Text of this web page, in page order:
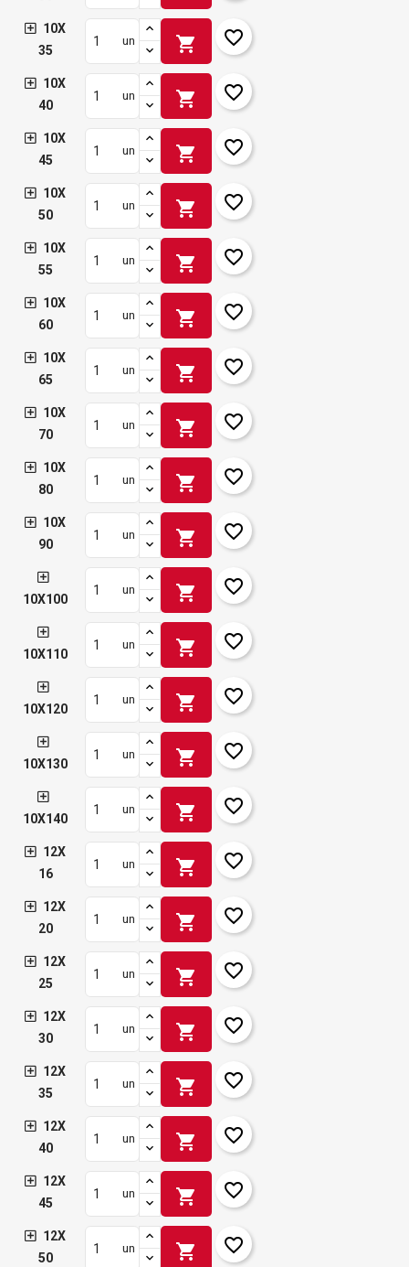
10X
35
un shopping_cart favorite_border
10X
40
un shopping_cart favorite_border
10X
45
un shopping_cart favorite_border
10X
50
un shopping_cart favorite_border
10X
55
un shopping_cart favorite_border
10X
60
un shopping_cart favorite_border
10X
65
un shopping_cart favorite_border
10X
70
un shopping_cart favorite_border
10X
80
un shopping_cart favorite_border
10X
90
un shopping_cart favorite_border
10X100
un shopping_cart favorite_border
10X110
un shopping_cart favorite_border
10X120
un shopping_cart favorite_border
10X130
un shopping_cart favorite_border
10X140
un shopping_cart favorite_border
12X
16
un shopping_cart favorite_border
12X
20
un shopping_cart favorite_border
12X
25
un shopping_cart favorite_border
12X
30
un shopping_cart favorite_border
12X
35
un shopping_cart favorite_border
12X
40
un shopping_cart favorite_border
12X
45
un shopping_cart favorite_border
12X
50
un shopping_cart favorite_border